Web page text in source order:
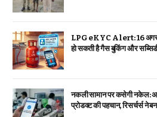
LPG eKYC Alert: 16 अगस्त
हो सकती है गैस बुकिंग और
नकली सामान पर कसेगी नकेल:
प्रोडक्ट की पहचान, रिसर्चर्स